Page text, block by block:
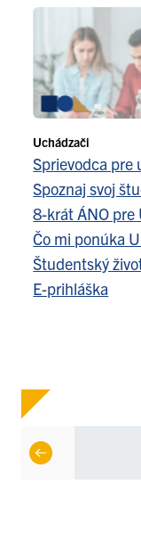
Uchádzači
Sprievodca pre
Spoznaj svoj
8-krát ÁNO pre
Čo mi ponúka
Študentský
E-prihláška